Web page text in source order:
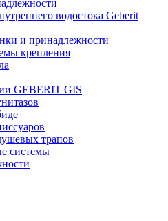
водостока Geberit
и принадлежности
крепления
GEBERIT GIS
трапов
системы